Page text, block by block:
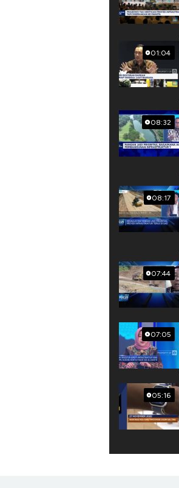
01:04
08:32
08:17
07:44
07:05
05:16